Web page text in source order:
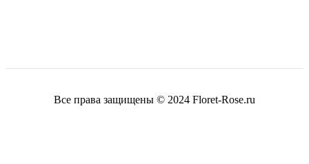
Все права защищены © 2024 Floret-Rose.ru